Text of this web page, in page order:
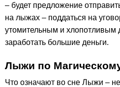
– будет предложение
на лыжах – поддаться на
утомительным и хлопотливым
заработать большие деньги.
Лыжи по
Что означают во сне Лыжи –